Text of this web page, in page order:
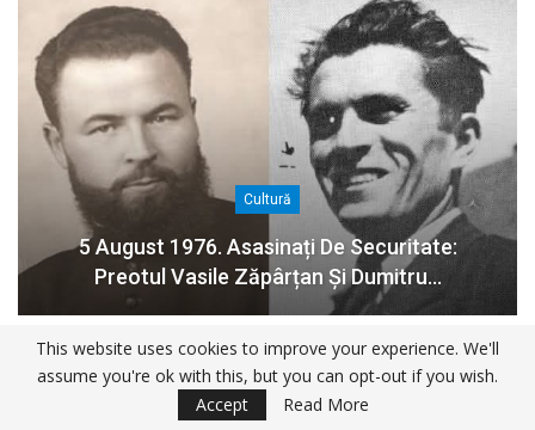
Cultură
5 August 1976. Asasinați De Securitate:
Preotul Vasile Zăpârțan Și Dumitru…
A apărut volumul 4 al seriei BRAZII SE FRÂNG,
DAR NU SE ÎNDOIESC de…
aug. 4, 2026
This website uses cookies to improve your experience. We'll
assume you're ok with this, but you can opt-out if you wish.
Accept
Read More